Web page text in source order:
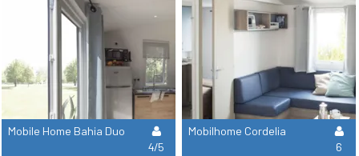
Mobile Home Bahia Duo
4/5
Mobilhome Cordelia
6